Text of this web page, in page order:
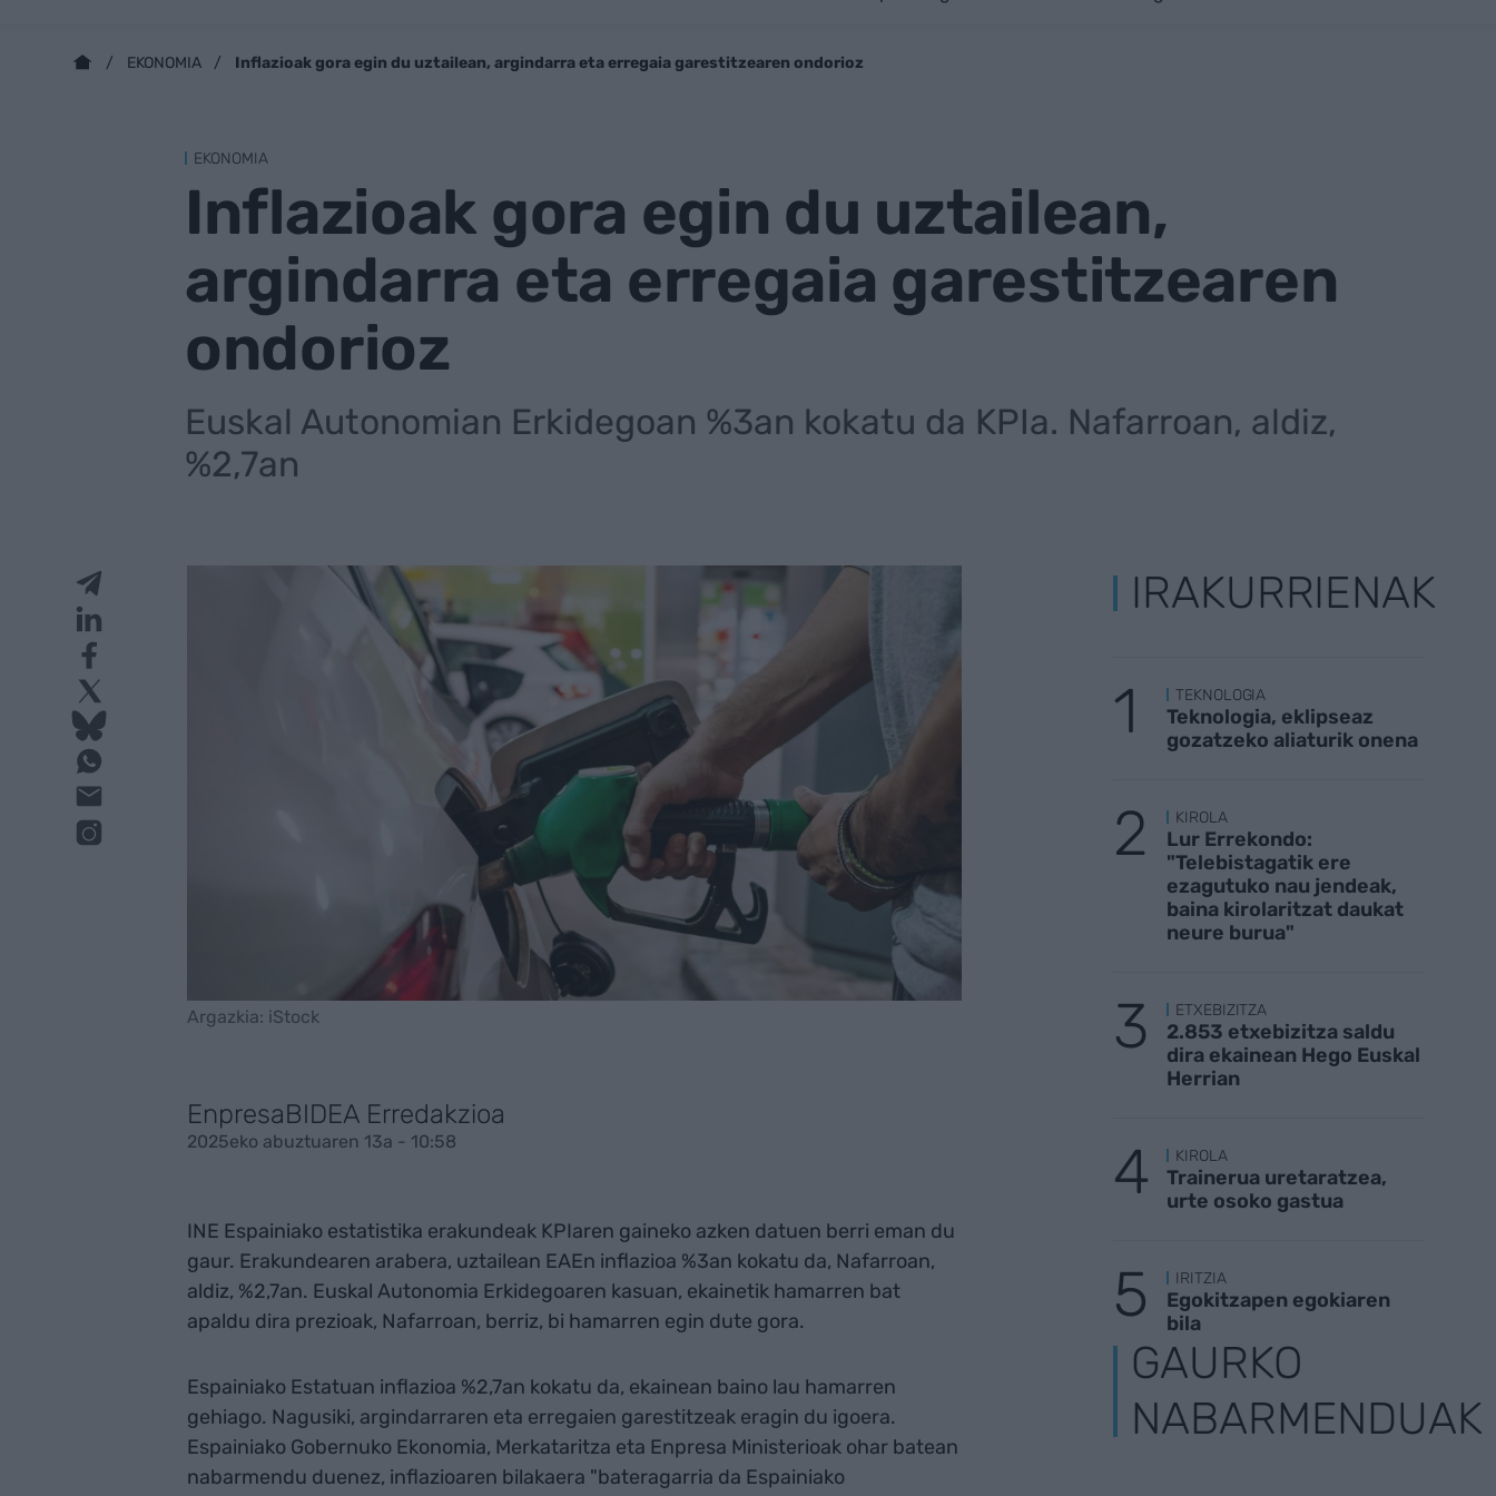
EKONOMIA Inflazioak gora egin du uztailean, argindarra eta erregaia garestitzearen ondorioz
EKONOMIA
Inflazioak gora egin du uztailean,
argindarra eta erregaia garestitzearen
ondorioz
Euskal Autonomian Erkidegoan %3an kokatu da KPIa. Nafarroan, aldiz,
%2,7an
Argazkia: iStock
EnpresaBIDEA Erredakzioa
2025eko abuztuaren 13a - 10:58
INE Espainiako estatistika erakundeak KPIaren gaineko azken datuen berri eman du
gaur. Erakundearen arabera, uztailean EAEn inflazioa %3an kokatu da, Nafarroan,
aldiz, %2,7an. Euskal Autonomia Erkidegoaren kasuan, ekainetik hamarren bat
apaldu dira prezioak, Nafarroan, berriz, bi hamarren egin dute gora.
Espainiako Estatuan inflazioa %2,7an kokatu da, ekainean baino lau hamarren
gehiago. Nagusiki, argindarraren eta erregaien garestitzeak eragin du igoera.
Espainiako Gobernuko Ekonomia, Merkataritza eta Enpresa Ministerioak ohar batean
nabarmendu duenez, inflazioaren bilakaera "bateragarria da Espainiako
IRAKURRIENAK
TEKNOLOGIA
Teknologia, eklipseaz
gozatzeko aliaturik onena
KIROLA
Lur Errekondo:
"Telebistagatik ere
ezagutuko nau jendeak,
baina kirolaritzat daukat
neure burua"
ETXEBIZITZA
2.853 etxebizitza saldu
dira ekainean Hego Euskal
Herrian
KIROLA
Trainerua uretaratzea,
urte osoko gastua
IRITZIA
Egokitzapen egokiaren
bila
GAURKO
NABARMENDUAK